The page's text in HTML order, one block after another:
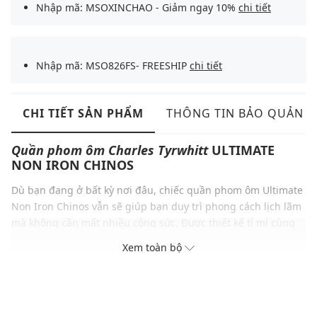
Nhập mã: MSOXINCHAO - Giảm ngay 10% chi tiết
Nhập mã: MSO826FS- FREESHIP chi tiết
CHI TIẾT SẢN PHẨM THÔNG TIN BẢO QUẢN
Quần phom ôm Charles TyrwhittULTIMATE
NON IRON CHINOS
Dù bạn đang ở bất kỳ nơi đâu, chiếc quần phom ôm Ultimate
Non Iron Chinos vẫn sẽ giúp bạn duy trì phong cách lịch lãm
mà còn giữ nguyên dáng vẻ hoàn hảo suốt cả ngày dài, là
Xem toàn bộ